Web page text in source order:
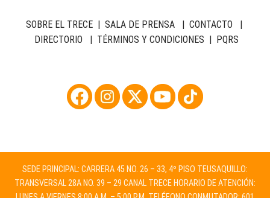
SOBRE EL TRECE| SALA DE PRENSA| CONTACTO |
DIRECTORIO | TÉRMINOS Y CONDICIONES | PQRS
SEDE PRINCIPAL: CARRERA 45 NO. 26 – 33, 4º PISO TEUSAQUILLO:
TRANSVERSAL 28A NO. 39 – 29 CANAL TRECE HORARIO DE ATENCIÓN: